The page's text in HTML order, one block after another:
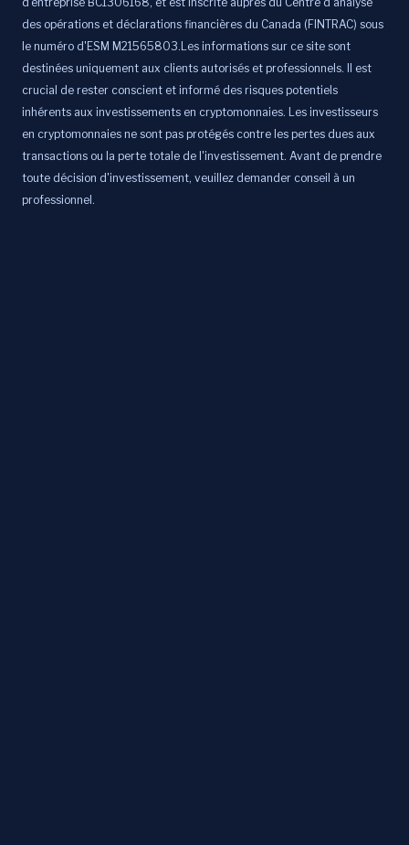
des opérations et déclarations financières du Canada (FINTRAC) sous
le numéro d'ESM M21565803.Les informations sur ce site sont
destinées uniquement aux clients autorisés et professionnels. Il est
crucial de rester conscient et informé des risques potentiels
inhérents aux investissements en cryptomonnaies. Les investisseurs
en cryptomonnaies ne sont pas protégés contre les pertes dues aux
transactions ou la perte totale de l'investissement. Avant de prendre
toute décision d'investissement, veuillez demander conseil à un
professionnel.